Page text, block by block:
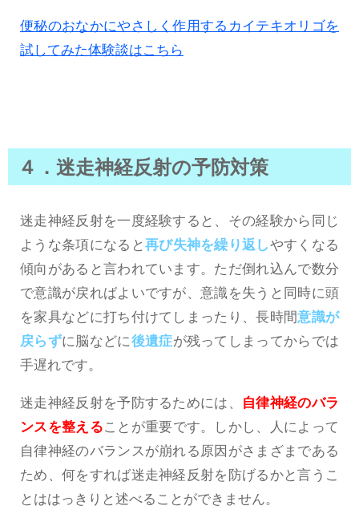
便秘のおなかにやさしく作用するカイテキオリゴを
試してみた体験談はこちら
４．迷走神経反射の予防対策
迷走神経反射を一度経験すると、その経験から同じ
ような条項になると 再び失神を繰り返しやすくなる
傾向があると言われています。ただ倒れ込んで数分
で意識が戻ればよいですが、意識を失うと同時に頭
を家具などに打ち付けてしまったり、長時間意識が
戻らずに脳などに後遺症が残ってしまってからでは
手遅れです。
迷走神経反射を予防するためには、
自律神経のバラ
ンスを整えることが重要です。しかし、人によって
自律神経のバランスが崩れる原因がさまざまである
ため、何をすれば迷走神経反射を防げるかと言うこ
とははっきりと述べることができません。